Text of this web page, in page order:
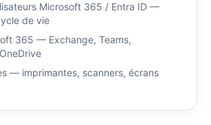
Microsoft 365 / Entra ID —
de vie
365 — Exchange, Teams,
— imprimantes, scanners, écrans